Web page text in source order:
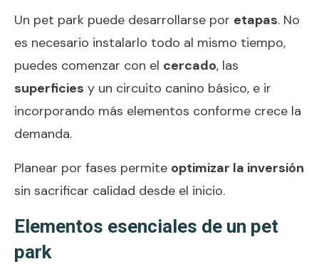
Un pet park puede desarrollarse por etapas. No
es necesario instalarlo todo al mismo tiempo,
puedes comenzar con el cercado, las
superficies y un circuito canino básico, e ir
incorporando más elementos conforme crece la
demanda.
Planear por fases permite optimizar la inversión
sin sacrificar calidad desde el inicio.
Elementos esenciales de un pet
park